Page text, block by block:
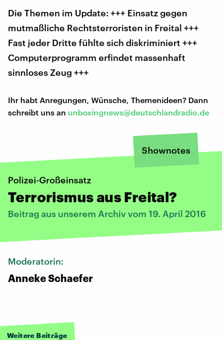
Die Themen im Update: +++ Einsatz gegen
mutmaßliche Rechtsterroristen in Freital +++
Fast jeder Dritte fühlte sich diskriminiert +++
Computerprogramm erfindet massenhaft
sinnloses Zeug +++
Ihr habt Anregungen, Wünsche, Themenideen? Dann
schreibt uns an unboxingnews@deutschlandradio.de
Shownotes
Polizei-Großeinsatz
Terrorismus aus Freital?
Beitrag aus unserem Archiv vom 19. April 2016
Moderatorin:
Anneke Schaefer
Weitere Beiträge